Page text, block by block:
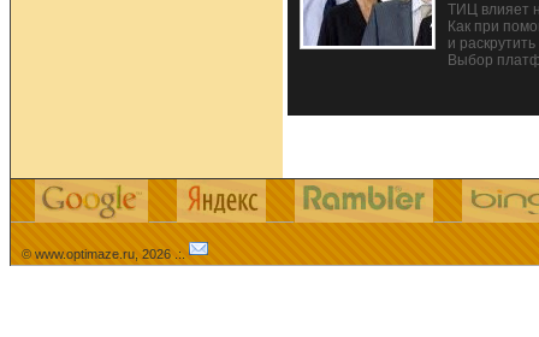
ТИЦ влияет
Как при
и
Выбор
© www.optimaze.ru, 2026 .:.